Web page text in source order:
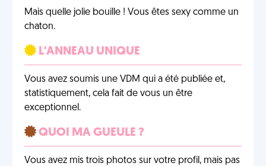
Mais quelle jolie bouille ! Vous êtes sexy comme un
chaton.
L'ANNEAU UNIQUE
Vous avez soumis une VDM qui a été publiée et,
statistiquement, cela fait de vous un être
exceptionnel.
QUOI MA GUEULE ?
Vous avez mis trois photos sur votre profil, mais pas